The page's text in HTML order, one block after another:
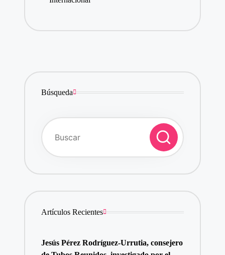
Búsqueda
Artículos Recientes
Jesús Pérez Rodríguez-Urrutia, consejero